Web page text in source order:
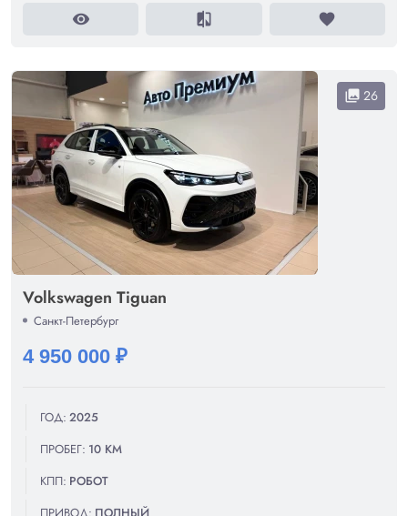
visibility compare favorite
collections 26
Volkswagen Tiguan
Санкт-Петербург
4 950 000 ₽
ГОД: 2025
ПРОБЕГ: 10 КМ
КПП: РОБОТ